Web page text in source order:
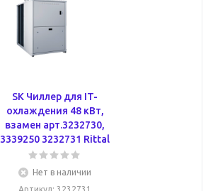
SK Чиллер для IT-
охлаждения 48 кВт,
взамен арт.3232730,
3339250 3232731 Rittal
Нет в наличии